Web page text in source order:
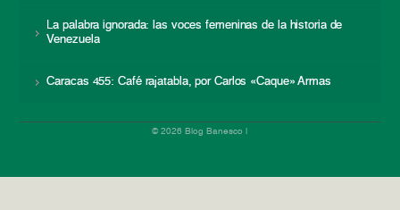
La palabra ignorada: las voces femeninas de la historia de
Venezuela
Caracas 455: Café rajatabla, por Carlos «Caque» Armas
© 2026 Blog Banesco |